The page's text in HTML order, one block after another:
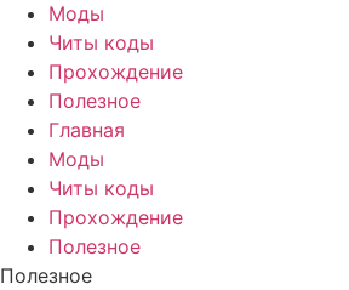
Моды
Читы коды
Прохождение
Полезное
Главная
Моды
Читы коды
Прохождение
Полезное
Полезное